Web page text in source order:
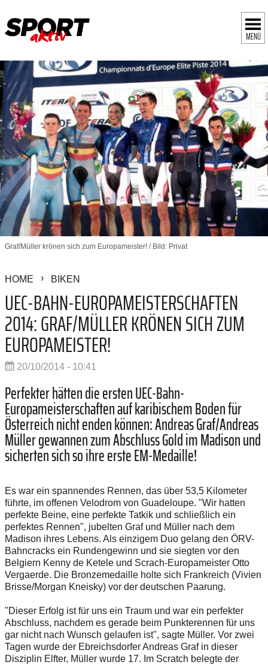
MENÜ
Graf/Müller krönen sich zum Europameister! / Bild: Privat
HOME BIKEN
UEC-BAHN-EUROPAMEISTERSCHAFTEN
2014: GRAF/MÜLLER KRÖNEN SICH ZUM
EUROPAMEISTER!
20/10/2014 - 10:41
Perfekter hätten die ersten UEC-Bahn-
Europameisterschaften auf karibischem Boden für
Österreich nicht enden können: Andreas Graf/Andreas
Müller gewannen zum Abschluss Gold im Madison und
sicherten sich so ihre erste EM-Medaille!
Es war ein spannendes Rennen, das über 53,5 Kilometer
führte, im offenen Velodrom von Guadeloupe. "Wir hatten
perfekte Beine, eine perfekte Tatkik und schließlich ein
perfektes Rennen", jubelten Graf und Müller nach dem
Madison ihres Lebens. Als einzigem Duo gelang den ÖRV-
Bahncracks ein Rundengewinn und sie siegten vor den
Belgiern Kenny de Ketele und Scrach-Europameister Otto
Vergaerde. Die Bronzemedaille holte sich Frankreich (Vivien
Brisse/Morgan Kneisky) vor der deutschen Paarung.
"Dieser Erfolg ist für uns ein Traum und war ein perfekter
Abschluss, nachdem es gerade beim Punkterennen für uns
gar nicht nach Wunsch gelaufen ist", sagte Müller. Vor zwei
Tagen wurde der Ebreichsdorfer Andreas Graf in dieser
Disziplin Elfter, Müller wurde 17. Im Scratch belegte der